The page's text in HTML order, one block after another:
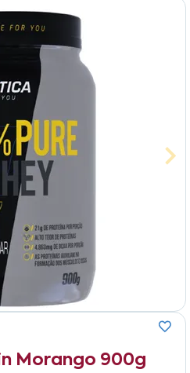
Pernambuco
Morango 900g